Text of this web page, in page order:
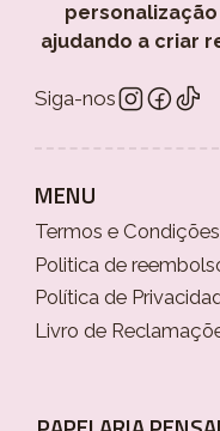
ajudando a criar
Siga-nos
MENU
Termos e Condições
Politica de
Política de
Livro de